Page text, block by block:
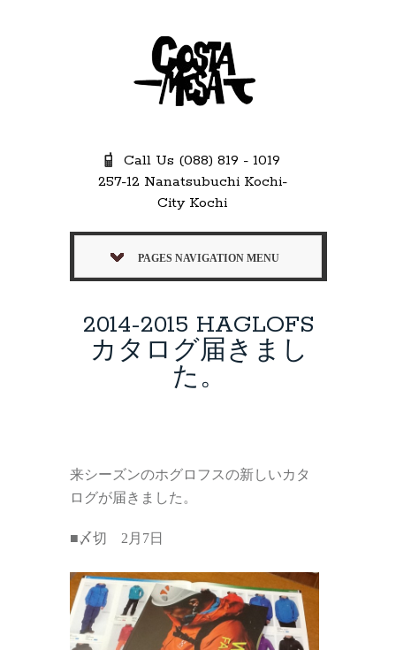
Call Us (088) 819 - 1019
257-12 Nanatsubuchi Kochi-
City Kochi
PAGES NAVIGATION MENU
2014-2015 HAGLOFS
カタログ届きまし
た。
来シーズンのホグロフスの新しいカタ
ログが届きました。
■〆切 2月7日